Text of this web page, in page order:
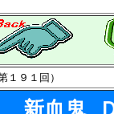
１９１回）
新血鬼